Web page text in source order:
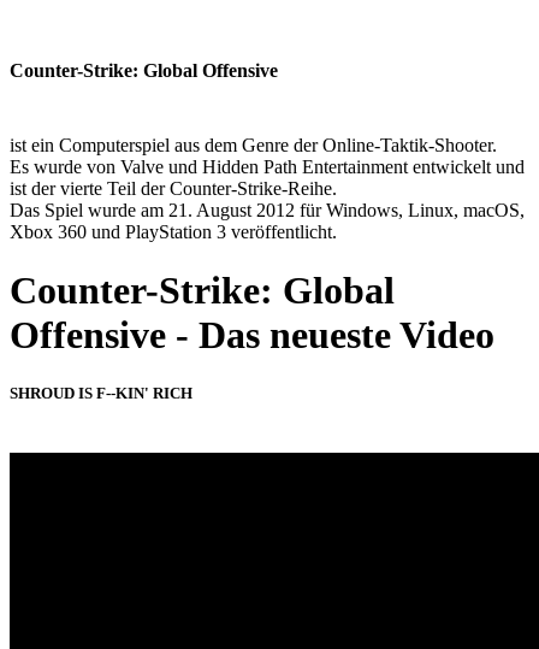
Counter-Strike: Global Offensive
ist ein Computerspiel aus dem Genre der Online-Taktik-Shooter.
Es wurde von Valve und Hidden Path Entertainment entwickelt und
ist der vierte Teil der Counter-Strike-Reihe.
Das Spiel wurde am 21. August 2012 für Windows, Linux, macOS,
Xbox 360 und PlayStation 3 veröffentlicht.
Counter-Strike: Global
Offensive - Das neueste Video
SHROUD IS F--KIN' RICH